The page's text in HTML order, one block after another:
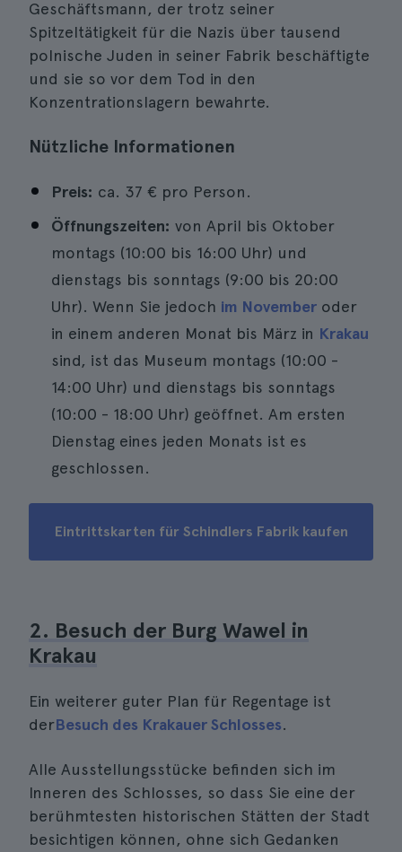
Geschäftsmann, der trotz seiner
Spitzeltätigkeit für die Nazis über tausend
polnische Juden in seiner Fabrik beschäftigte
und sie so vor dem Tod in den
Konzentrationslagern bewahrte.
Nützliche Informationen
Preis: ca. 37 € pro Person.
Öffnungszeiten: von April bis Oktober
montags (10:00 bis 16:00 Uhr) und
dienstags bis sonntags (9:00 bis 20:00
Uhr). Wenn Sie jedoch im November oder
in einem anderen Monat bis März in Krakau
sind, ist das Museum montags (10:00 -
14:00 Uhr) und dienstags bis sonntags
(10:00 - 18:00 Uhr) geöffnet. Am ersten
Dienstag eines jeden Monats ist es
geschlossen.
Eintrittskarten für Schindlers Fabrik kaufen
2. Besuch der Burg Wawel in
Krakau
Ein weiterer guter Plan für Regentage ist
derBesuch des Krakauer Schlosses.
Alle Ausstellungsstücke befinden sich im
Inneren des Schlosses, so dass Sie eine der
berühmtesten historischen Stätten der Stadt
besichtigen können, ohne sich Gedanken